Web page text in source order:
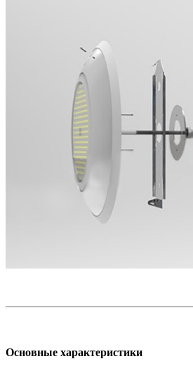
Основные характеристики